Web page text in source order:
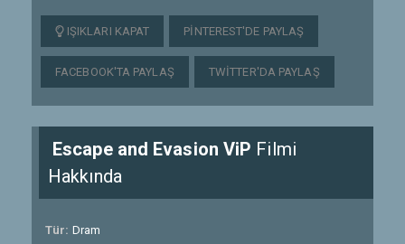
IŞIKLARI KAPAT PINTEREST'DE PAYLAŞ
FACEBOOK'TA PAYLAŞ TWITTER'DA PAYLAŞ
Escape and Evasion ViP Filmi
Hakkında
Tür: Dram